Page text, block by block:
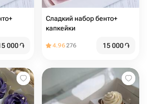
000֏
Сладкий набор бенто+
капкейки
4.96276 15 000֏